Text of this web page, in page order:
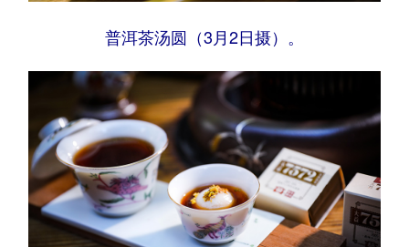
普洱茶汤圆（3月2日摄）。